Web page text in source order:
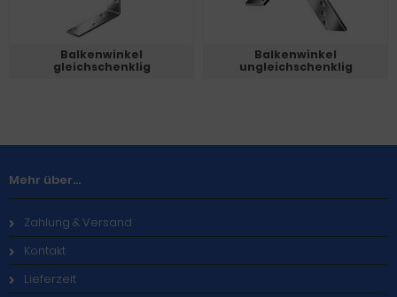
Balkenwinkel
gleichschenklig
Balkenwinkel
ungleichschenklig
Mehr über...
Zahlung & Versand
Kontakt
Lieferzeit